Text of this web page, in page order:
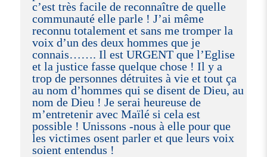
c’est très facile de reconnaître de quelle
communauté elle parle ! J’ai même
reconnu totalement et sans me tromper la
voix d’un des deux hommes que je
connais……. Il est URGENT que l’Eglise
et la justice fasse quelque chose ! Il y a
trop de personnes détruites à vie et tout ça
au nom d’hommes qui se disent de Dieu, au
nom de Dieu ! Je serai heureuse de
m’entretenir avec Maïlé si cela est
possible ! Unissons -nous à elle pour que
les victimes osent parler et que leurs voix
soient entendus !